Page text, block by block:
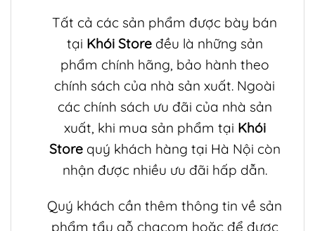
Tất cả các sản phẩm được bày bán
tại Khói Stoređều là những sản
phẩm chính hãng, bảo hành theo
chính sách của nhà sản xuất. Ngoài
các chính sách ưu đãi của nhà sản
xuất, khi mua sản phẩm tại Khói
Storequý khách hàng tại Hà Nội còn
nhận được nhiều ưu đãi hấp dẫn.
Quý khách cần thêm thông tin về sản
phẩm tẩu gỗ chacom hoặc để được